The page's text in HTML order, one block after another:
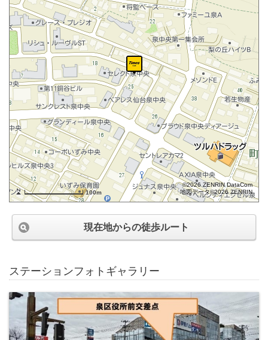
100m
©2026 ZENRIN DataCom
地図データ©2026 ZENRIN
現在地からの徒歩ルート
ステーションフォトギャラリー